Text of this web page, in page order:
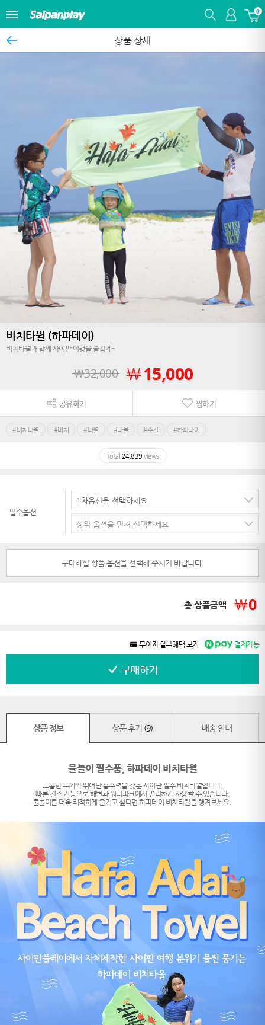
0
상품 상세
비치타월 (하파데이)
비치타월과 함께 사이판 여행을 즐겁게~
￦32,000 ￦15,000
공유하기 찜하기
#비치타월 #비치 #타월 #타올 #수건 #하파다이
Total 24,839 views
필수옵션
구매하실 상품 옵션을 선택해 주시기 바랍니다.
총 상품금액 ￦0
무이자 할부혜택 보기 결제가능
구매하기
상품 정보 상품 후기 (9) 배송 안내
물놀이 필수품, 하파데이 비치타월
도톰한 두께와 뛰어난 흡수력을 갖춘 사이판 필수 비치타월입니다.
빠른 건조 기능으로 해변과 워터파크에서 편리하게 사용할 수 있습니다.
물놀이를 더욱 쾌적하게 즐기고 싶다면 하파데이 비치타월을 챙겨보세요.